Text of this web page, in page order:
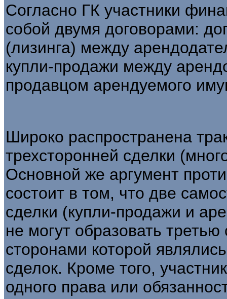
Согласно ГК участники
собой двумя договорами:
(лизинга) между
купли-продажи между
продавцом арендуемого
Широко распространена
трехсторонней сделки
Основной же аргумент
состоит в том, что две
сделки (купли-продажи и
не могут образовать
сторонами которой
сделок. Кроме того,
одного права или